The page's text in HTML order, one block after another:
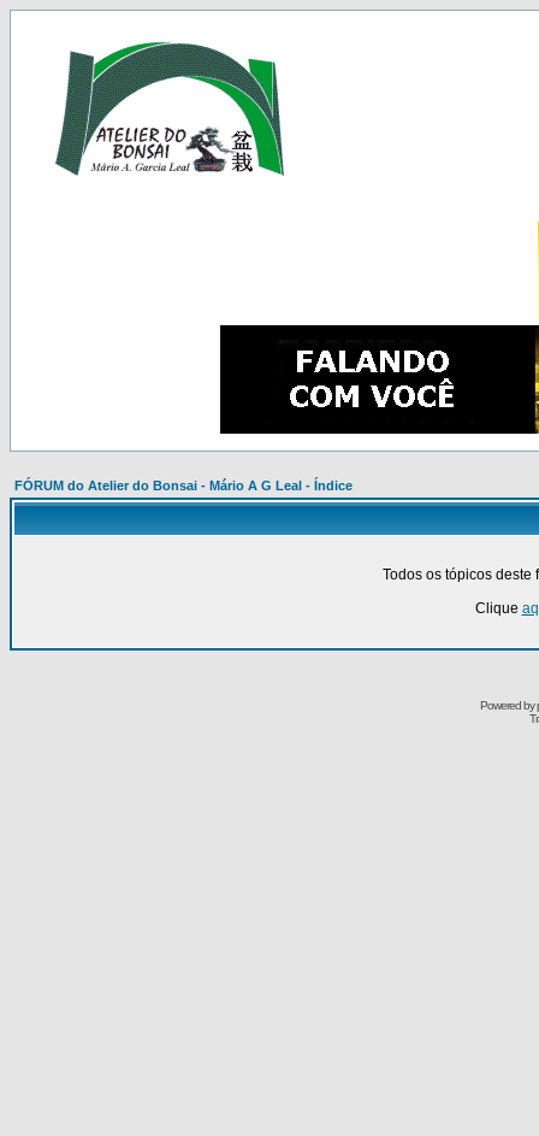
FÓRUM do Atelier do Bonsai - Mário A G Leal - Índice
Todos os tópicos deste
Clique
Powered by